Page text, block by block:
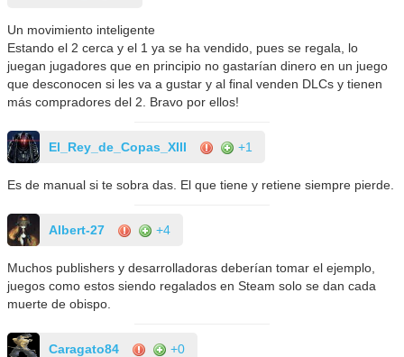
Un movimiento inteligente
Estando el 2 cerca y el 1 ya se ha vendido, pues se regala, lo
juegan jugadores que en principio no gastarían dinero en un juego
que desconocen si les va a gustar y al final venden DLCs y tienen
más compradores del 2. Bravo por ellos!
El_Rey_de_Copas_XIII +1
Es de manual si te sobra das. El que tiene y retiene siempre pierde.
Albert-27 +4
Muchos publishers y desarrolladoras deberían tomar el ejemplo,
juegos como estos siendo regalados en Steam solo se dan cada
muerte de obispo.
Caragato84 +0